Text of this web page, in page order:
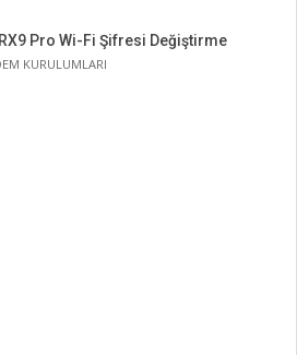
Pro Wi-Fi Şifresi Değiştirme
KURULUMLARI